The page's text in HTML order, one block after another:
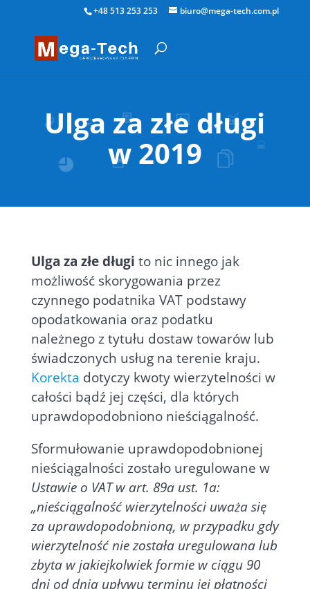
+48 513 253 253 biuro@mega-tech.com.pl
Ulga za złe długi
w 2019
Ulga za złe długi to nic innego jak
możliwość skorygowania przez
czynnego podatnika VAT podstawy
opodatkowania oraz podatku
należnego z tytułu dostaw towarów lub
świadczonych usług na terenie kraju.
Korekta dotyczy kwoty wierzytelności w
całości bądź jej części, dla których
uprawdopodobniono nieściągalność.
Sformułowanie uprawdopodobnionej
nieściągalności zostało uregulowane w
Ustawie o VAT w art. 89a ust. 1a:
„nieściągalność wierzytelności uważa się
za uprawdopodobnioną, w przypadku gdy
wierzytelność nie została uregulowana lub
zbyta w jakiejkolwiek formie w ciągu 90
dni od dnia upływu terminu jej płatności